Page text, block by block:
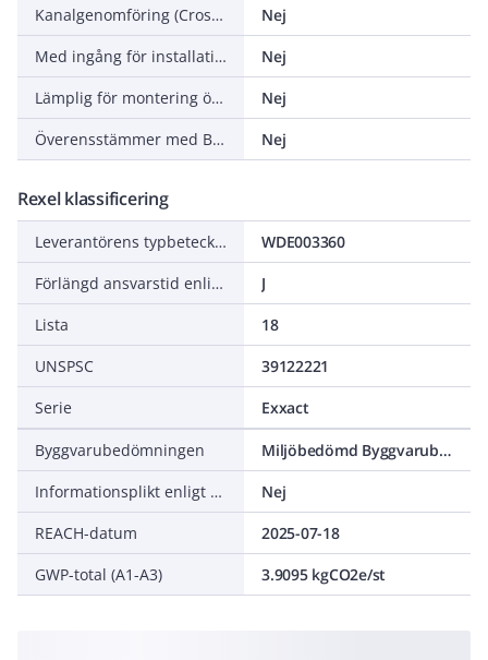
Kanalgenomföring (Cross-trunking)
Nej
Med ingång för installationsrör
Nej
Lämplig för montering över befintlig infälld dosa
Nej
Överensstämmer med BS 4662
Nej
Rexel klassificering
Leverantörens typbeteckning
WDE003360
Förlängd ansvarstid enligt ALEM-09
J
Lista
18
UNSPSC
39122221
Serie
Exxact
Byggvarubedömningen
Miljöbedömd Byggvarubedömning Accepteras
Informationsplikt enligt REACH
Nej
REACH-datum
2025-07-18
GWP-total (A1-A3)
3.9095 kgCO2e/st